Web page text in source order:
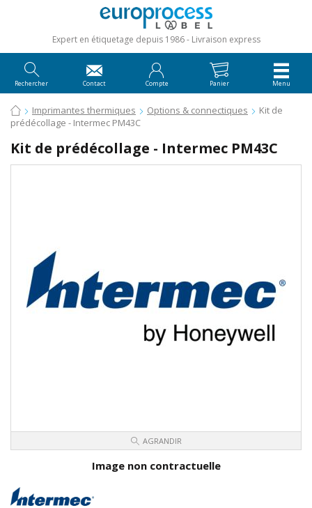
Expert en étiquetage depuis 1986 Livraison express
Rechercher Contact Compte Panier Menu
Imprimantes thermiques Options & connectiques
Kit de
prédécollage - Intermec PM43C
Kit de prédécollage - Intermec PM43C
AGRANDIR
Image non contractuelle